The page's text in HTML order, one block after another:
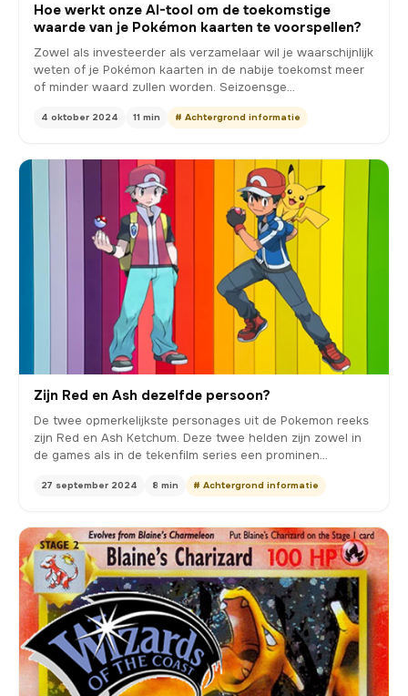
Hoe werkt onze AI-tool om de toekomstige
waarde van je Pokémon kaarten te voorspellen?
Zowel als investeerder als verzamelaar wil je waarschijnlijk
weten of je Pokémon kaarten in de nabije toekomst meer
of minder waard zullen worden. Seizoensge…
4 oktober 2024 11 min # Achtergrond informatie
Zijn Red en Ash dezelfde persoon?
De twee opmerkelijkste personages uit de Pokemon reeks
zijn Red en Ash Ketchum. Deze twee helden zijn zowel in
de games als in de tekenfilm series een prominen…
27 september 2024 8 min # Achtergrond informatie